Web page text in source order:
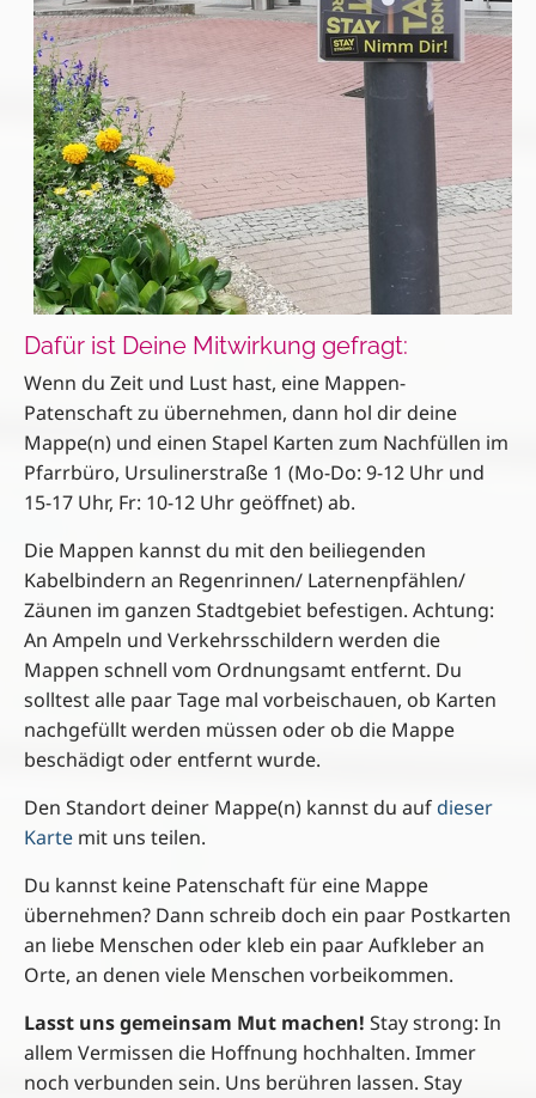
Dafür ist Deine Mitwirkung gefragt:
Wenn du Zeit und Lust hast, eine Mappen-
Patenschaft zu übernehmen, dann hol dir deine
Mappe(n) und einen Stapel Karten zum Nachfüllen im
Pfarrbüro, Ursulinerstraße 1 (Mo-Do: 9-12 Uhr und
15-17 Uhr, Fr: 10-12 Uhr geöffnet) ab.
Die Mappen kannst du mit den beiliegenden
Kabelbindern an Regenrinnen/ Laternenpfählen/
Zäunen im ganzen Stadtgebiet befestigen. Achtung:
An Ampeln und Verkehrsschildern werden die
Mappen schnell vom Ordnungsamt entfernt. Du
solltest alle paar Tage mal vorbeischauen, ob Karten
nachgefüllt werden müssen oder ob die Mappe
beschädigt oder entfernt wurde.
Den Standort deiner Mappe(n) kannst du aufdieser
Karte mit uns teilen.
Du kannst keine Patenschaft für eine Mappe
übernehmen? Dann schreib doch ein paar Postkarten
an liebe Menschen oder kleb ein paar Aufkleber an
Orte, an denen viele Menschen vorbeikommen.
Lasst uns gemeinsam Mut machen! Stay strong: In
allem Vermissen die Hoffnung hochhalten. Immer
noch verbunden sein. Uns berühren lassen. Stay